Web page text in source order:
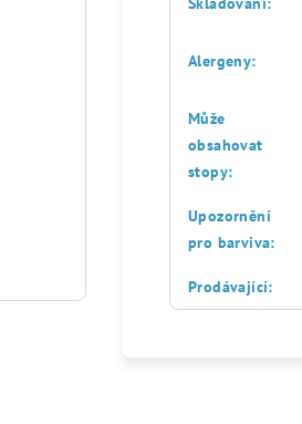
Alergeny:
Může
obsahovat
stopy:
Upozornění
pro barviva:
Prodávající: